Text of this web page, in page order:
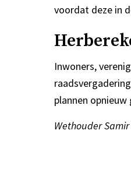
voordat deze in
Inwoners,
plannen
Wethouder